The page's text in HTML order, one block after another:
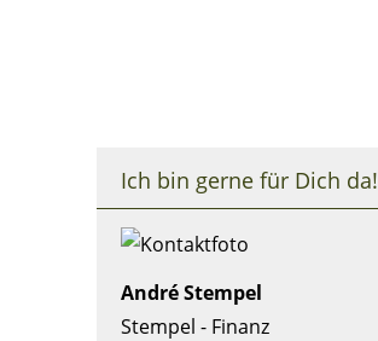
Ich bin gerne für Dich da!
André Stempel
Stempel - Finanz